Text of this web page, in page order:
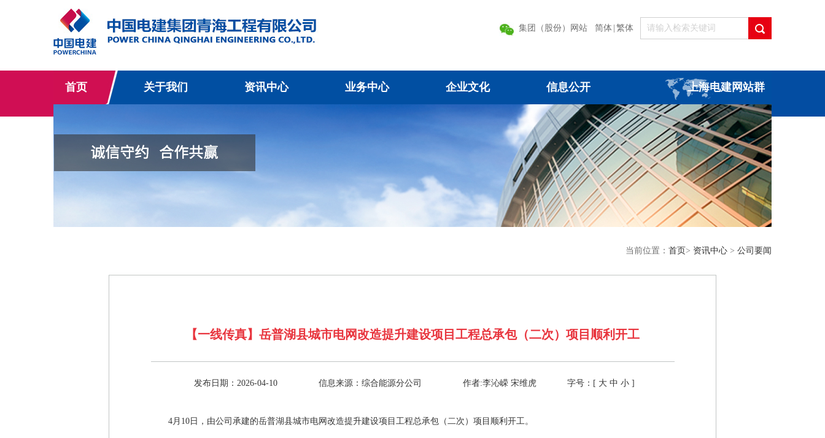
集团（股份）网站 简体 繁体
首页 关于我们 资讯中心 业务中心 企业文化 信息公开 上海电建网站群
当前位置： 首页> 资讯中心 > 公司要闻
【一线传真】岳普湖县城市电网改造提升建设项目工程总承包（二次）项目顺利开工
发布日期：2026-04-10 信息来源：综合能源分公司 作者:李沁嵘 宋维虎 字号：[ 大 中 小 ]
4月10日，由公司承建的岳普湖县城市电网改造提升建设项目工程总承包（二次）项目顺利开工。